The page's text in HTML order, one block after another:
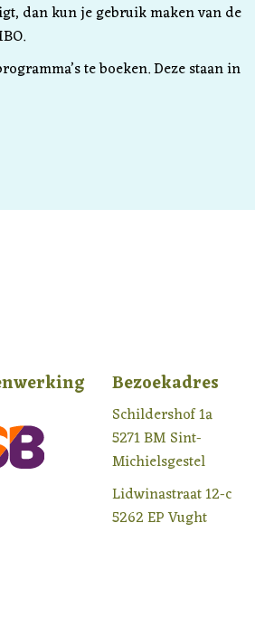
dan kun je gebruik maken van de
te boeken. Deze staan in
Bezoekadres
Schildershof 1a
5271 BM Sint-
Michielsgestel
Lidwinastraat 12-c
5262 EP Vught